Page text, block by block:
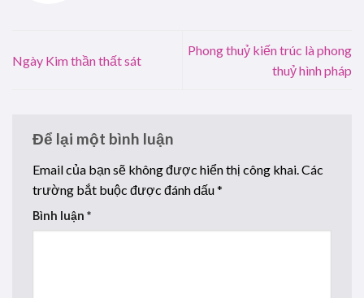
Ngày Kim thần thất sát
Phong thuỷ kiến trúc là phong
thuỷ hình pháp
Để lại một bình luận
Email của bạn sẽ không được hiển thị công khai.Các
trường bắt buộc được đánh dấu*
Bình luận *